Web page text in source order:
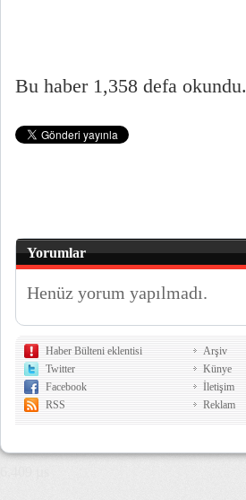
Bu haber 1,358 defa okundu.
Yorumlar
Henüz yorum yapılmadı.
Haber Bülteni eklentisi
Twitter
Facebook
RSS
Arşiv
Künye
İletişim
Reklam